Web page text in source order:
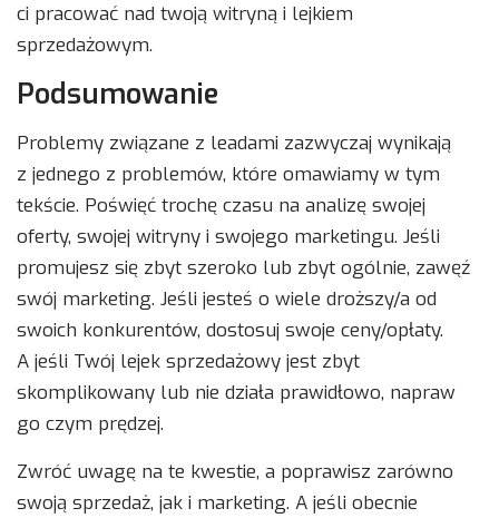
ci pracować nad twoją witryną i lejkiem
sprzedażowym.
Podsumowanie
Problemy związane z leadami zazwyczaj wynikają
z jednego z problemów, które omawiamy w tym
tekście. Poświęć trochę czasu na analizę swojej
oferty, swojej witryny i swojego marketingu. Jeśli
promujesz się zbyt szeroko lub zbyt ogólnie, zawęź
swój marketing. Jeśli jesteś o wiele droższy/a od
swoich konkurentów, dostosuj swoje ceny/opłaty.
A jeśli Twój lejek sprzedażowy jest zbyt
skomplikowany lub nie działa prawidłowo, napraw
go czym prędzej.
Zwróć uwagę na te kwestie, a poprawisz zarówno
swoją sprzedaż, jak i marketing. A jeśli obecnie